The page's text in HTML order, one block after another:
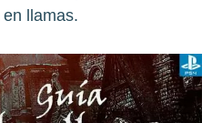
llamas.